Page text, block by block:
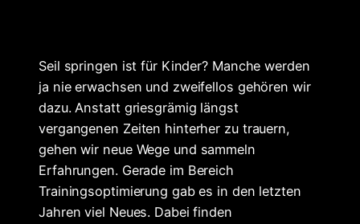
Seil springen ist für Kinder? Manche werden
ja nie erwachsen und zweifellos gehören wir
dazu. Anstatt griesgrämig längst
vergangenen Zeiten hinterher zu trauern,
gehen wir neue Wege und sammeln
Erfahrungen. Gerade im Bereich
Trainingsoptimierung gab es in den letzten
Jahren viel Neues. Dabei finden